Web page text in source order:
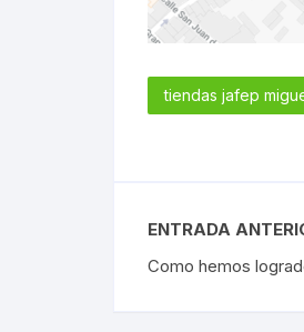
tiendas jafep
ENTRADA
Como hemos